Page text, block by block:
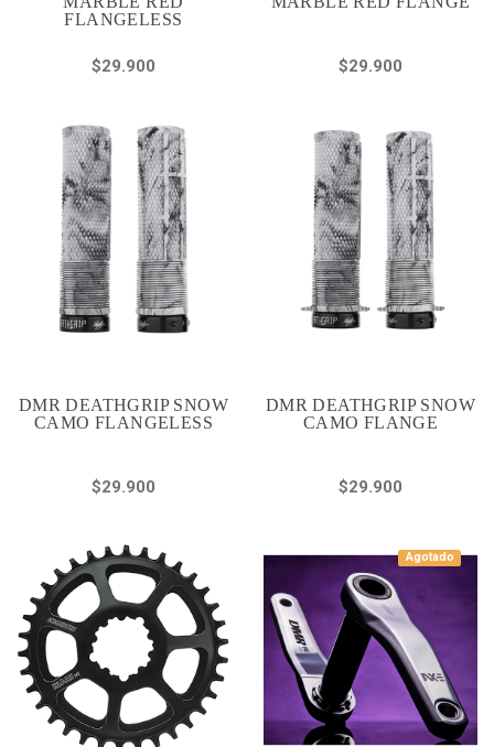
FLANGELESS
$29.900 $29.900
DMR DEATHGRIP SNOW
CAMO FLANGELESS
$29.900
DMR DEATHGRIP SNOW
CAMO FLANGE
$29.900
Agotado